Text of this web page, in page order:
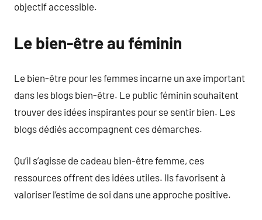
objectif accessible.
Le bien-être au féminin
Le bien-être pour les femmes incarne un axe important
dans les blogs bien-être. Le public féminin souhaitent
trouver des idées inspirantes pour se sentir bien. Les
blogs dédiés accompagnent ces démarches.
Qu’il s’agisse de cadeau bien-être femme, ces
ressources offrent des idées utiles. Ils favorisent à
valoriser l’estime de soi dans une approche positive.